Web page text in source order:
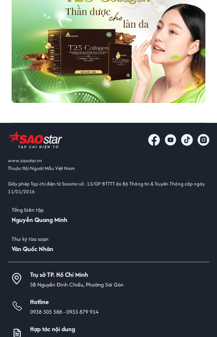
www.saostar.vn
Thuộc Hội Người Mẫu Việt Nam
Giấy phép Tạp chí điện tử Saostar số: 13/GP-BTTTT do Bộ Thông tin & Truyền Thông cấp ngày
11/01/2016
Tổng biên tập
Nguyễn Quang Minh
Thư ký tòa soạn
Văn Quốc Nhân
Trụ sở TP. Hồ Chí Minh
5B Nguyễn Đình Chiểu, Phường Sài Gòn
Hotline
0938 305 588 -0933 879 914
Hợp tác nội dung